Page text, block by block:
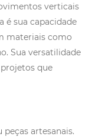
verticais
é sua capacidade
materiais como
Sua versatilidade
que
artesanais.